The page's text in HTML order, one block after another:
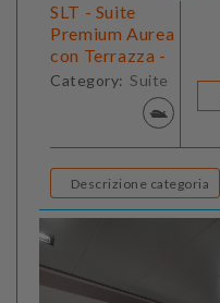
SLT - Suite
Premium Aurea
con Terrazza -
Category: Suite
Descrizione categoria